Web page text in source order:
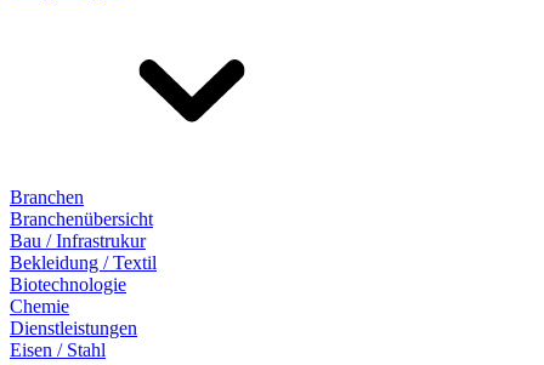
Branchen
Branchenübersicht
Bau / Infrastrukur
Bekleidung / Textil
Biotechnologie
Chemie
Dienstleistungen
Eisen / Stahl